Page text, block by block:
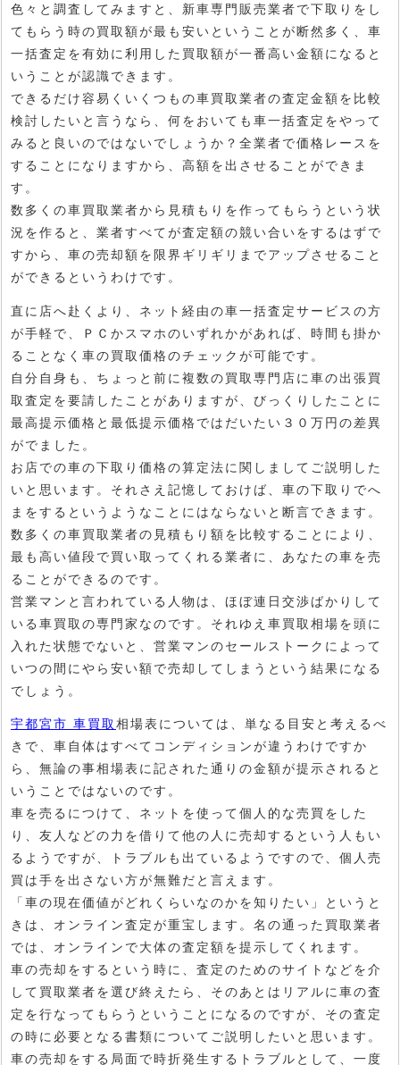
色々と調査してみますと、新車専門販売業者で下取りをし
てもらう時の買取額が最も安いということが断然多く、車
一括査定を有効に利用した買取額が一番高い金額になると
いうことが認識できます。
できるだけ容易くいくつもの車買取業者の査定金額を比較
検討したいと言うなら、何をおいても車一括査定をやって
みると良いのではないでしょうか？全業者で価格レースを
することになりますから、高額を出させることができま
す。
数多くの車買取業者から見積もりを作ってもらうという状
況を作ると、業者すべてが査定額の競い合いをするはずで
すから、車の売却額を限界ギリギリまでアップさせること
ができるというわけです。
直に店へ赴くより、ネット経由の車一括査定サービスの方
が手軽で、ＰＣかスマホのいずれかがあれば、時間も掛か
ることなく車の買取価格のチェックが可能です。
自分自身も、ちょっと前に複数の買取専門店に車の出張買
取査定を要請したことがありますが、びっくりしたことに
最高提示価格と最低提示価格ではだいたい３０万円の差異
がでました。
お店での車の下取り価格の算定法に関しましてご説明した
いと思います。それさえ記憶しておけば、車の下取りでへ
まをするというようなことにはならないと断言できます。
数多くの車買取業者の見積もり額を比較することにより、
最も高い値段で買い取ってくれる業者に、あなたの車を売
ることができるのです。
営業マンと言われている人物は、ほぼ連日交渉ばかりして
いる車買取の専門家なのです。それゆえ車買取相場を頭に
入れた状態でないと、営業マンのセールストークによって
いつの間にやら安い額で売却してしまうという結果になる
でしょう。
宇都宮市 車買取 相場表については、単なる目安と考えるべ
きで、車自体はすべてコンディションが違うわけですか
ら、無論の事相場表に記された通りの金額が提示されると
いうことではないのです。
車を売るにつけて、ネットを使って個人的な売買をした
り、友人などの力を借りて他の人に売却するという人もい
るようですが、トラブルも出ているようですので、個人売
買は手を出さない方が無難だと言えます。
「車の現在価値がどれくらいなのかを知りたい」というと
きは、オンライン査定が重宝します。名の通った買取業者
では、オンラインで大体の査定額を提示してくれます。
車の売却をするという時に、査定のためのサイトなどを介
して買取業者を選び終えたら、そのあとはリアルに車の査
定を行なってもらうということになるのですが、その査定
の時に必要となる書類についてご説明したいと思います。
車の売却をする局面で時折発生するトラブルとして、一度